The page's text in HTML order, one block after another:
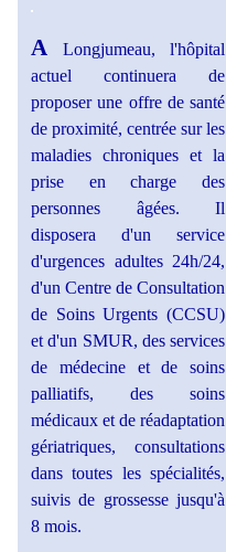
A Longjumeau, l'hôpital
actuel continuera de
proposer une offre de santé
de proximité, centrée sur les
maladies chroniques et la
prise en charge des
personnes âgées. Il
disposera d'un service
d'urgences adultes 24h/24,
d'un Centre de Consultation
de Soins Urgents (CCSU)
et d'un SMUR, des services
de médecine et de soins
palliatifs, des soins
médicaux et de réadaptation
gériatriques, consultations
dans toutes les spécialités,
suivis de grossesse jusqu'à
8 mois.